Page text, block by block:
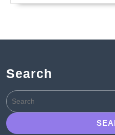
Search
Search
for: